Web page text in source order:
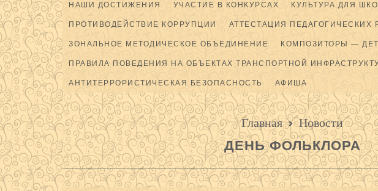
НАШИ ДОСТИЖЕНИЯ УЧАСТИЕ В КОНКУРСАХ КУЛЬТУРА ДЛЯ
ПРОТИВОДЕЙСТВИЕ КОРРУПЦИИ АТТЕСТАЦИЯ ПЕДАГОГИЧЕСКИХ
ЗОНАЛЬНОЕ МЕТОДИЧЕСКОЕ ОБЪЕДИНЕНИЕ КОМПОЗИТОРЫ —
ПРАВИЛА ПОВЕДЕНИЯ НА ОБЪЕКТАХ ТРАНСПОРТНОЙ
АНТИТЕРРОРИСТИЧЕСКАЯ БЕЗОПАСНОСТЬ АФИША
Главная Новости
ДЕНЬ ФОЛЬКЛОРА